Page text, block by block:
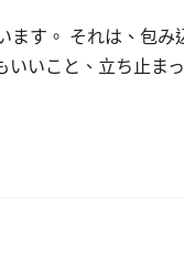
ます。 それは、包
いいこと、立ち止ま